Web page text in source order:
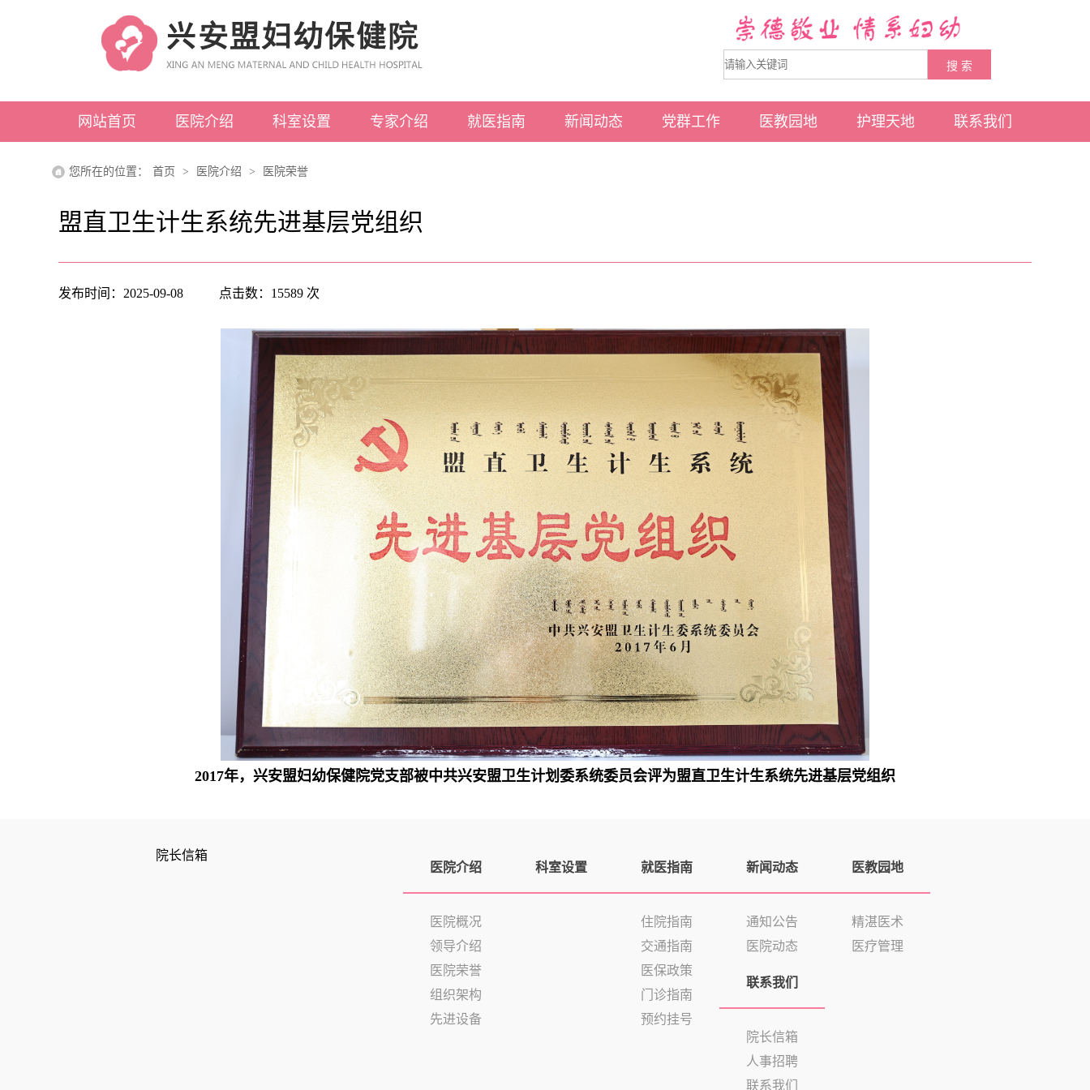
网站首页 医院介绍
医院概况
医院荣誉
先进设备
科室设置
科室介绍
专家介绍 就医指南
门诊指南
新闻动态 党群工作 医教园地 护理天地 联系我们
您所在的位置： 首页 > 医院介绍 > 医院荣誉
盟直卫生计生系统先进基层党组织
发布时间： 2025-09-08 点击数： 15589 次
2017年， 兴安盟妇幼保健院党支部被中共兴安盟卫生计划委系统委员会评为盟直卫生计生系统先进基层党组织
院长信箱
医院介绍
医院概况
领导介绍
医院荣誉
组织架构
先进设备
科室设置 就医指南
住院指南
交通指南
医保政策
门诊指南
预约挂号
新闻动态
通知公告
医院动态
医教园地
精湛医术
医疗管理
联系我们
院长信箱
人事招聘
联系我们